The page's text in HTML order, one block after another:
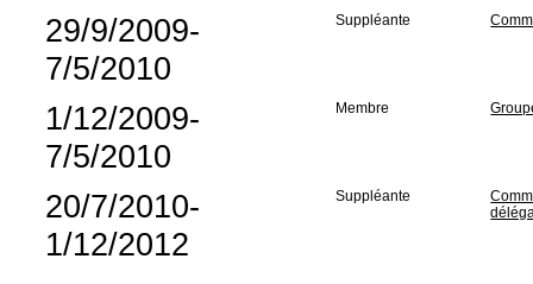
29/9/2009-
7/5/2010
Suppléante
1/12/2009-
7/5/2010
Membre
20/7/2010-
1/12/2012
Suppléante